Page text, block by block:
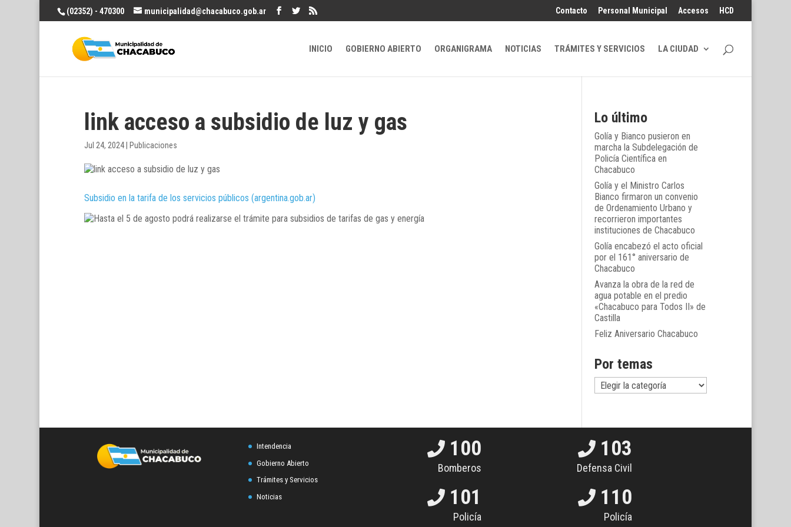
(02352) - 470300 municipalidad@chacabuco.gob.ar Contacto Personal Municipal Accesos HCD
INICIO GOBIERNO ABIERTO ORGANIGRAMA NOTICIAS TRÁMITES Y SERVICIOS LA CIUDAD
link acceso a subsidio de luz y gas
Jul 24, 2024| Publicaciones
Subsidio en la tarifa de los servicios públicos (argentina.gob.ar)
Lo último
Golía y Bianco pusieron en
marcha la Subdelegación de
Policía Científica en
Chacabuco
Golía y el Ministro Carlos
Bianco firmaron un convenio
de Ordenamiento Urbano y
recorrieron importantes
instituciones de Chacabuco
Golía encabezó el acto oficial
por el 161° aniversario de
Chacabuco
Avanza la obra de la red de
agua potable en el predio
«Chacabuco para Todos II» de
Castilla
Feliz Aniversario Chacabuco
Por temas
Por
temas
Intendencia
Gobierno Abierto
Trámites y Servicios
Noticias
100
Bomberos
101
Policía
103
Defensa Civil
110
Policía